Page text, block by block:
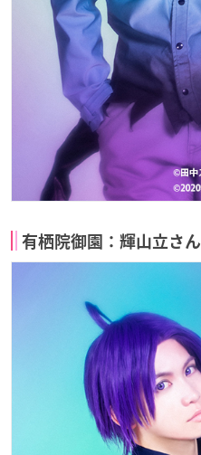
有栖院御園：輝山立さん